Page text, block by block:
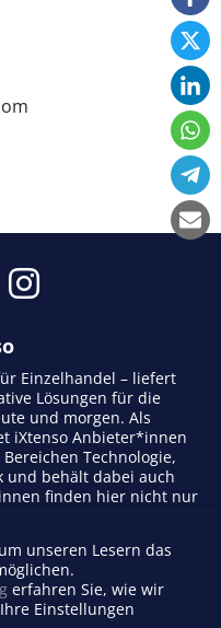
Einzelhandel – liefert
Lösungen für die
und morgen. Als
iXtenso Anbieter*innen
Technologie,
und behält dabei auch
finden hier nicht nur
Content fördert das
der Retail-Community.
Alltagstipps – iXtenso
zugänglich.
unseren Lesern das
erfahren Sie, wie wir
Einstellungen